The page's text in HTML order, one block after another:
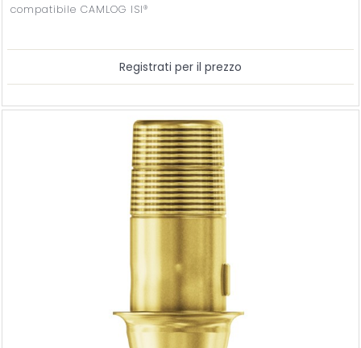
compatibile CAMLOG ISI®
Registrati per il prezzo